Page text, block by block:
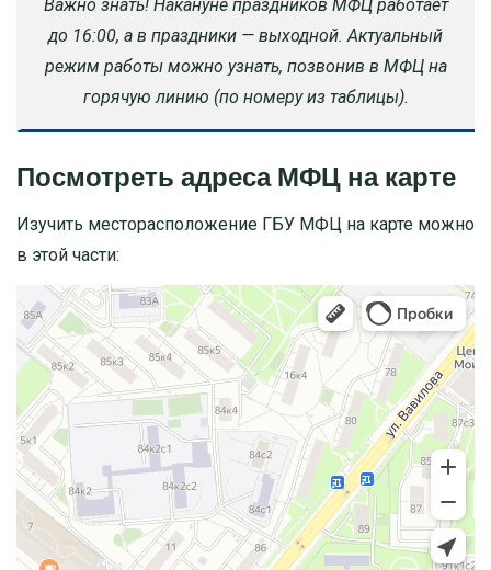
Важно знать! Накануне праздников МФЦ работает
до 16:00, а в праздники — выходной. Актуальный
режим работы можно узнать, позвонив в МФЦ на
горячую линию (по номеру из таблицы).
Посмотреть адреса МФЦ на карте
Изучить месторасположение ГБУ МФЦ на карте можно
в этой части: